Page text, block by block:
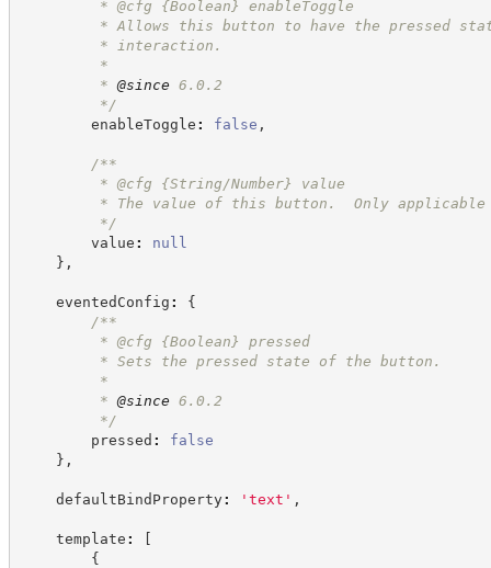
* @cfg {Boolean}
enableToggle
* Allows this button to have the pressed state
* interaction.
*
* @since 6.0.2
*/
enableToggle : false ,
/**
* @cfg {String/Number} value
* The value of this button.  Only applicable
*/
value :
null
} ,
eventedConfig :
{
/**
* @cfg {Boolean}
pressed
* Sets the pressed state of the button.
*
* @since 6.0.2
*/
pressed :
false
} ,
defaultBindProperty: ' text ' ,
template :
[
{